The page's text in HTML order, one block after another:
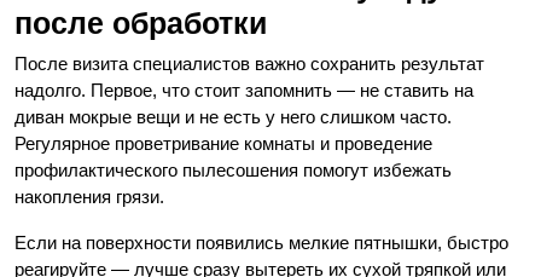
после обработки
После визита специалистов важно сохранить результат
надолго. Первое, что стоит запомнить — не ставить на
диван мокрые вещи и не есть у него слишком часто.
Регулярное проветривание комнаты и проведение
профилактического пылесошения помогут избежать
накопления грязи.
Если на поверхности появились мелкие пятнышки, быстро
реагируйте — лучше сразу вытереть их сухой тряпкой или